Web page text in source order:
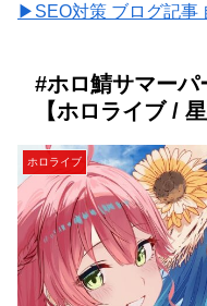
▶SEO対策 ブログ記事
#ホロ鯖サマー
【ホロライブ /
ホロライブ